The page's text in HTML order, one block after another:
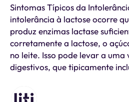
Sintomas Típicos da
intolerância à lactose ocorre
produz enzimas lactase
corretamente a lactose, o
no leite. Isso pode levar a
digestivos, que tipicamente